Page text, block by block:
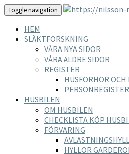
Toggle navigation
HEM
SLÄKTFORSKNING
VÅRA NYA SIDOR
VÅRA ÄLDRE SIDOR
REGISTER
HUSFÖRHÖR
PERSONREGISTER
HUSBILEN
OM HUSBILEN
CHECKLISTA KÖP
FÖRVARING
HYLLOR